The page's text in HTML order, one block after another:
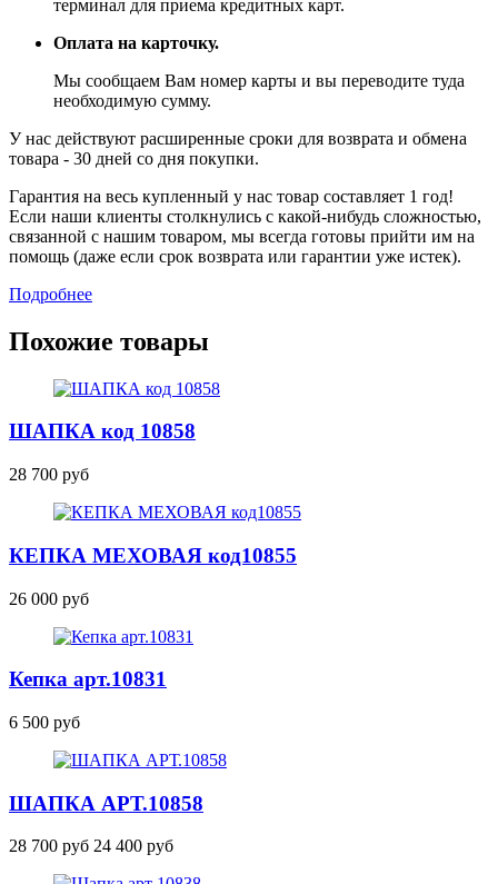
терминал для приема кредитных карт.
Оплата на карточку.
Мы сообщаем Вам номер карты и вы переводите туда
необходимую сумму.
У нас действуют расширенные сроки для возврата и обмена
товара - 30 дней со дня покупки.
Гарантия на весь купленный у нас товар составляет 1 год!
Если наши клиенты столкнулись с какой-нибудь сложностью,
связанной с нашим товаром, мы всегда готовы прийти им на
помощь (даже если срок возврата или гарантии уже истек).
Подробнее
Похожие товары
ШАПКА код 10858
28 700 руб
КЕПКА МЕХОВАЯ код10855
26 000 руб
Кепка арт.10831
6 500 руб
ШАПКА АРТ.10858
28 700 руб 24 400 руб